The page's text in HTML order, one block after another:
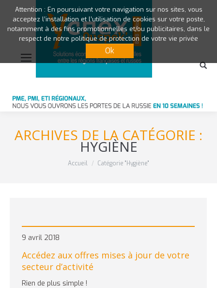
ARCHIVES DE LA CATÉGORIE :
HYGIÈNE
Accueil Catégorie "Hygiène"
9 avril 2018
Accédez aux offres mises à jour de votre
secteur d’activité
Rien de plus simple !
Attention : En poursuivant votre navigation sur nos sites, vous
acceptez l’installation et l’utilisation de cookies sur votre poste,
notamment à des fins promotionnelles et/ou publicitaires, dans le
respect de notre politique de protection de votre vie privée
Ok